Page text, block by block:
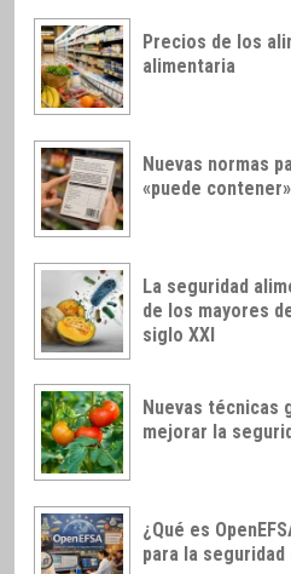
Precios de los
alimentaria
Nuevas normas
«puede
La seguridad
de los mayores
siglo XXI
Nuevas técnicas
mejorar la
¿Qué es
para la